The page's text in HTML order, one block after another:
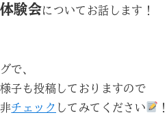
体験会についてお話します！
で、
子も投稿しておりますので
チェック してみてください